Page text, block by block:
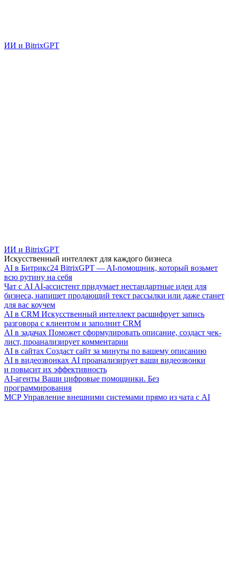
ИИ и BitrixGPT
ИИ и BitrixGPT
Искусственный интеллект для каждого бизнеса
AI в Битрикс24 BitrixGPT — AI-помощник, который возьмет
всю рутину на себя
Чат с AI AI-ассистент придумает нестандартные идеи для
бизнеса, напишет продающий текст рассылки или даже станет
для вас коучем
AI в CRM Искусственный интеллект расшифрует запись
разговора с клиентом и заполнит CRM
AI в задачах Поможет сформулировать описание, создаст чек-
лист, проанализирует комментарии
AI в сайтах Создаст сайт за минуты по вашему описанию
AI в видеозвонках AI проанализирует ваши видеозвонки
и повысит их эффективность
AI-агенты Ваши цифровые помощники. Без
программирования
MCP Управление внешними системами прямо из чата с AI